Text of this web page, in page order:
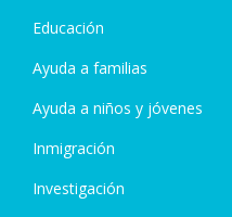
Educación
Ayuda a familias
Ayuda a niños y jóvenes
Inmigración
Investigación